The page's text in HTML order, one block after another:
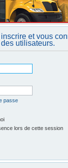
et vous
utilisateurs.
passe
lors de cette session